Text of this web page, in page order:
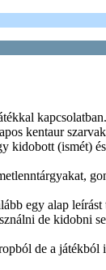
kapcsolatban.
kentaur
kidobott (ismét)
egy alap
de kidobni
de a